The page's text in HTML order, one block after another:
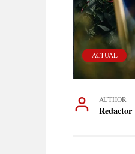
ACTUAL
AUTHOR
Redactor